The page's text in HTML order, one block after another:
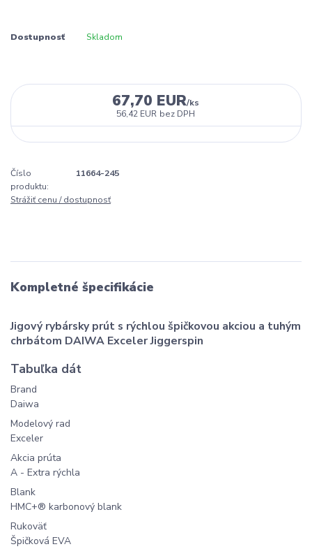
Dostupnosť Skladom
67,70 EUR/ks
56,42 EUR bez DPH
Číslo
produktu:
11664-245
Strážiť cenu / dostupnosť
Kompletné špecifikácie
Jigový rybársky prút s rýchlou špičkovou akciou a tuhým
chrbátom DAIWA Exceler Jiggerspin
Tabuľka dát
Brand
Daiwa
Modelový rad
Exceler
Akcia prúta
A - Extra rýchla
Blank
HMC+® karbonový blank
Rukoväť
Špičková EVA